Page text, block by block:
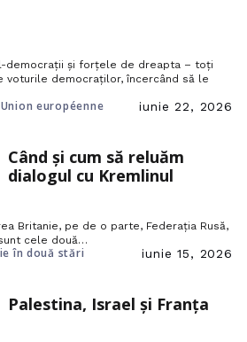
democrații și forțele de dreapta – toți
voturile democraților, încercând să le
européenne iunie 22, 2026
Când și cum să reluăm
dialogul cu Kremlinul
Britanie, pe de o parte, Federația Rusă,
cele două…
în două stări iunie 15, 2026
Palestina, Israel și Franța